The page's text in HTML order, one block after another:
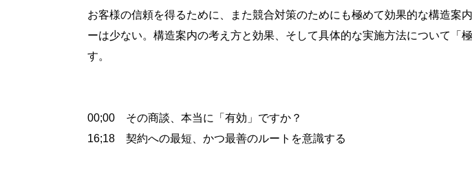
お客様の信頼を得るために、また競合対策のためにも極めて効果的な構造案
ーは少ない。構造案内の考え方と効果、そして具体的な実施方法について「
す。
00;00 その商談、本当に「有効」ですか？
16;18 契約への最短、かつ最善のルートを意識する